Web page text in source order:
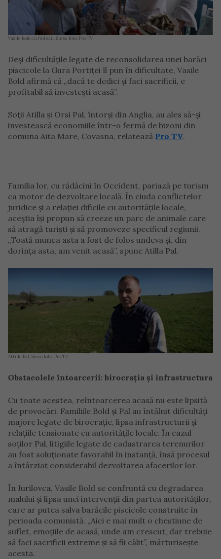
Vasile Bold cu fiul său. Sursa foto: Pro TV
Deși dificultățile legate de reconsolidarea unei barăci
piscicole la Gura Portiței îl pun în dificultate, Vasile
Bold afirmă că „dacă te dedici și faci sacrificii, e
profitabil să investești acasă”.
Soții Atilla și Orsi Pal, întorși din Anglia, au ales să-și
investească economiile într-o fermă de bizoni din
comuna Aita Mare, Covasna, relatează Pro TV.
Familia lor, cu rădăcini în Occident, pariază pe turism
ca motor de dezvoltare locală. În ciuda conflictelor
juridice și a relației dificile cu autoritățile locale,
aceștia își propun să creeze un parc de animale care
să atragă turiști și să promoveze specificul regiunii.
„Toată munca asta a fost de folos undeva și, din
dorința asta, am venit acasă”, spune Atilla Pal.
Attilla Pal. Sursa foto: Pro TV
Obstacolele întoarcerii: birocrația și infrastructura
Cu toate acestea, reîntoarcerea acasă nu este lipsită
de provocări. Familiile Bold și Pal au întâlnit dificultăți
majore legate de birocrație, lipsa infrastructurii și
relațiile tensionate cu autoritățile locale. În cazul
soților Pal, litigiile legate de cadastrarea terenurilor
au fost soluționate favorabil în instanță, însă procesul
a întârziat considerabil dezvoltarea afacerilor lor.
În Jurilovca, Vasile Bold se confruntă cu degradarea
malului și lipsa unei intervenții din partea autorităților,
care ar putea salva barăcile piscicole construite în
perioada comunistă. „Aici e mai mult o chestiune de
suflet, emoțiile de acasă, unde am crescut, dar trebuie
să faci sacrificii extreme și să fii călit”, mărturisește
acesta.